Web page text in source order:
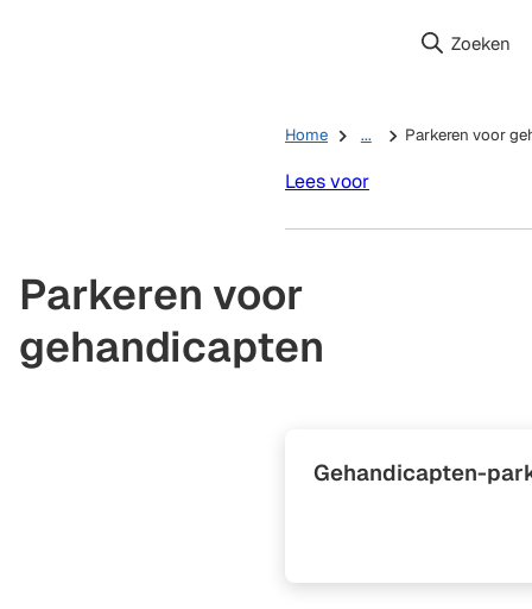
Zoeken
Home ... Parkeren voor
Lees voor
Parkeren voor
gehandicapten
Gehandicapten-